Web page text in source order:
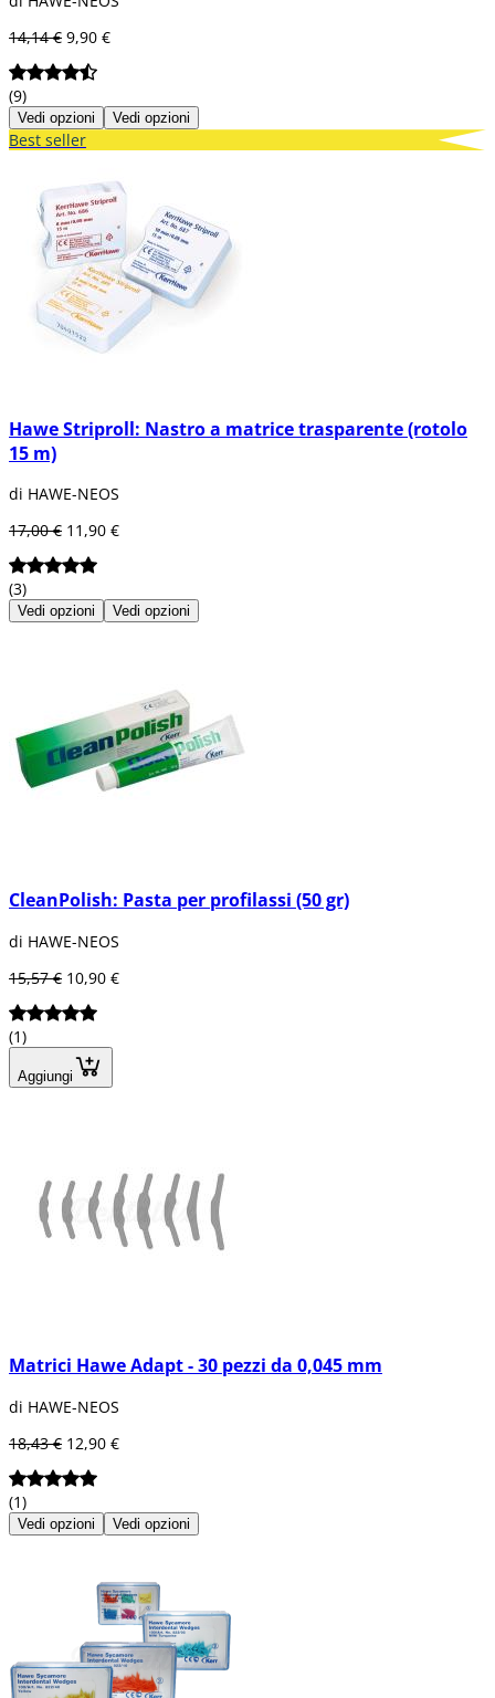
14,14 € 9,90 €
(9)
Vedi opzioni Vedi opzioni
Best seller
Hawe Striproll: Nastro a matrice trasparente (rotolo
15 m)
di HAWE-NEOS
17,00 € 11,90 €
(3)
Vedi opzioni Vedi opzioni
CleanPolish: Pasta per profilassi (50 gr)
di HAWE-NEOS
15,57 € 10,90 €
(1)
Aggiungi
Matrici Hawe Adapt - 30 pezzi da 0,045 mm
di HAWE-NEOS
18,43 € 12,90 €
(1)
Vedi opzioni Vedi opzioni